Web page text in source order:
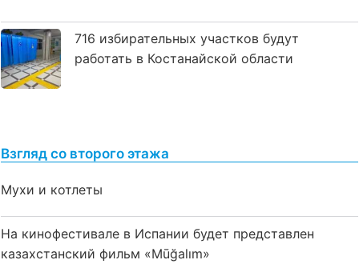
716 избирательных участков будут
работать в Костанайской области
Взгляд со второго этажа
Мухи и котлеты
На кинофестивале в Испании будет представлен
казахстанский фильм «Mūğalım»